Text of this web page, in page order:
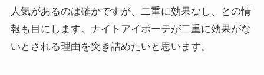
人気があるのは確かですが、二重に効果なし、との情
報も目にします。ナイトアイボーテが二重に効果がな
いとされる理由を突き詰めたいと思います。